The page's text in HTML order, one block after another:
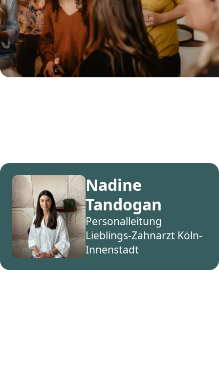
Nadine
Tandogan
Personalleitung
Lieblings-Zahnarzt Köln-
Innenstadt